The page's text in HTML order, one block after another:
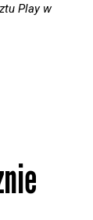
Play w